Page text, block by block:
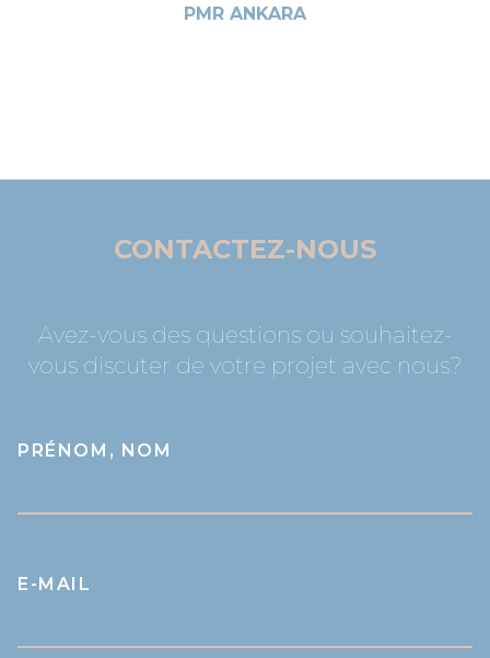
PMR ANKARA
CONTACTEZ-NOUS
Avez-vous des questions ou souhaitez-
vous discuter de votre projet avec nous?
PRÉNOM, NOM
E-MAIL